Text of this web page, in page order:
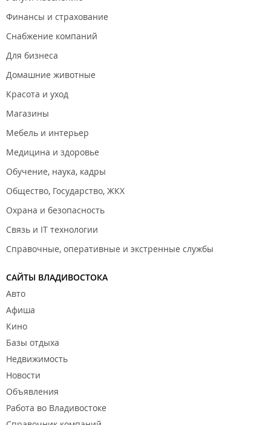
30000 рублей.
Проживание с домашними животными запрещено.
Финансы и страхование
Снабжение компаний
Для бизнеса
Домашние животные
Красота и уход
Магазины
Мебель и интерьер
Медицина и здоровье
Обучение, наука, кадры
Общество, Государство, ЖКХ
Охрана и безопасность
Связь и IT технологии
Справочные, оперативные и экстренные службы
САЙТЫ ВЛАДИВОСТОКА
Авто
Афиша
Кино
Базы отдыха
Недвижимость
Новости
Объявления
Работа во Владивостоке